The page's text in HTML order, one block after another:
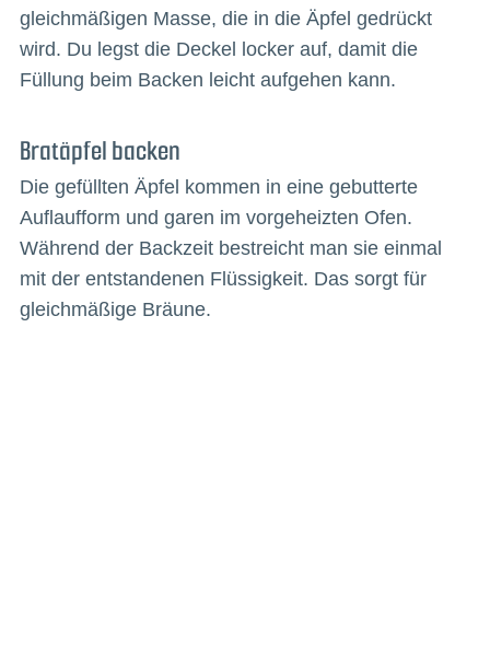
gleichmäßigen Masse, die in die Äpfel gedrückt
wird. Du legst die Deckel locker auf, damit die
Füllung beim Backen leicht aufgehen kann.
Bratäpfel backen
Die gefüllten Äpfel kommen in eine gebutterte
Auflaufform und garen im vorgeheizten Ofen.
Während der Backzeit bestreicht man sie einmal
mit der entstandenen Flüssigkeit. Das sorgt für
gleichmäßige Bräune.